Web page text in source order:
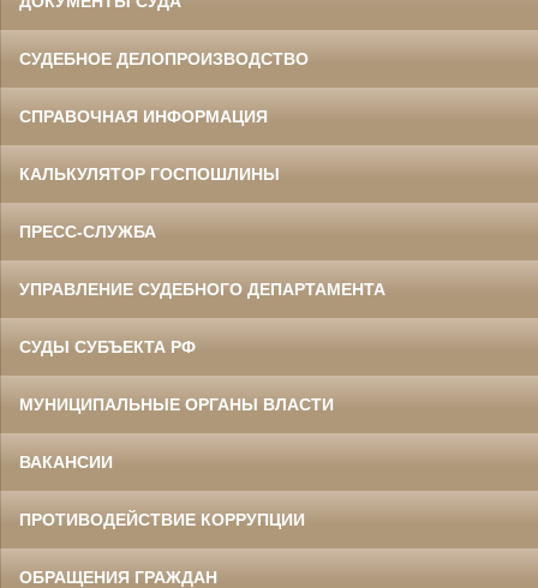
СУДЕБНОЕ ДЕЛОПРОИЗВОДСТВО
СПРАВОЧНАЯ ИНФОРМАЦИЯ
КАЛЬКУЛЯТОР ГОСПОШЛИНЫ
ПРЕСС-СЛУЖБА
УПРАВЛЕНИЕ СУДЕБНОГО ДЕПАРТАМЕНТА
СУДЫ СУБЪЕКТА РФ
МУНИЦИПАЛЬНЫЕ ОРГАНЫ ВЛАСТИ
ВАКАНСИИ
ПРОТИВОДЕЙСТВИЕ КОРРУПЦИИ
ОБРАЩЕНИЯ ГРАЖДАН